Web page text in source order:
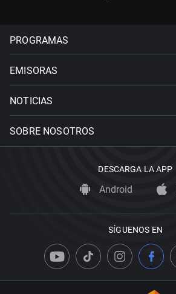
PROGRAMAS
EMISORAS
NOTICIAS
SOBRE NOSOTROS
DESCARGA LA APP
Android
SÍGUENOS EN